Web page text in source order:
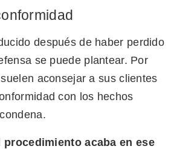
después de haber perdido
se puede plantear. Por
aconsejar a sus clientes
con los hechos
procedimiento acaba en ese